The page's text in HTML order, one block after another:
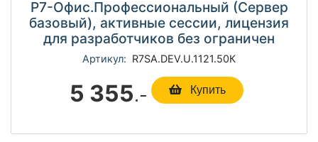
Р7-Офис.Профессиональный (Сервер
базовый), активные сессии, лицензия
для разработчиков без ограничен
Артикул: R7SА.DEV.U.1121.50К
5 355.- Купить